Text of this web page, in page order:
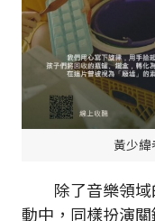
黃少
除了音樂領域
動中，同樣扮演